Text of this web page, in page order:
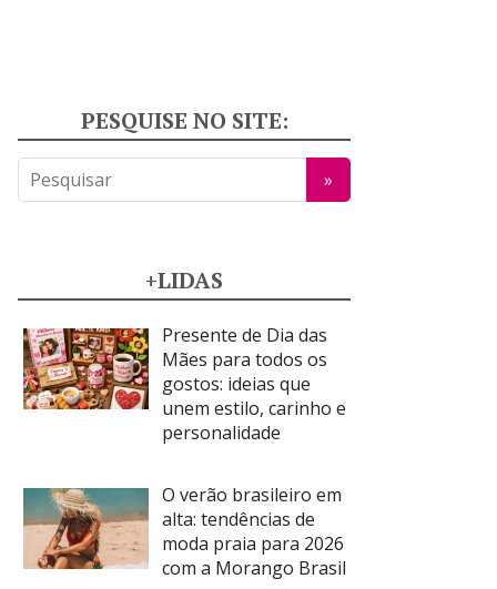
PESQUISE NO SITE:
+LIDAS
Presente de Dia das
Mães para todos os
gostos: ideias que
unem estilo, carinho e
personalidade
O verão brasileiro em
alta: tendências de
moda praia para 2026
com a Morango Brasil